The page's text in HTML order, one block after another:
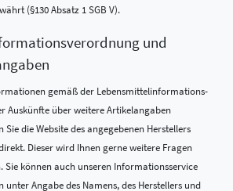
(§130 Absatz 1 SGB V).
und
gemäß der Lebensmittel­informations­
Auskünfte über weitere Artikelangaben
Sie die Website des angegebenen Herstellers
Dieser wird Ihnen gerne weitere Fragen
Sie können auch unseren Informationsservice
unter Angabe des Namens, des Herstellers und